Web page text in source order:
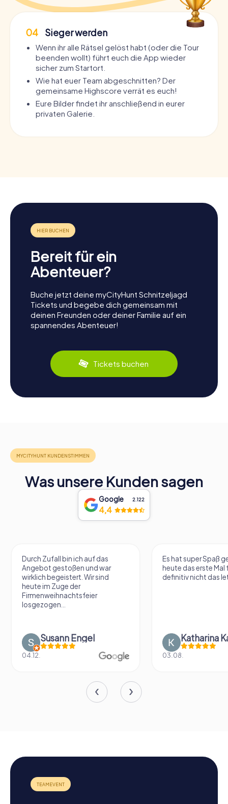
04 Sieger werden
Wenn ihr alle Rätsel gelöst habt (oder die Tour
beenden wollt) führt euch die App wieder
sicher zum Startort.
Wie hat euer Team abgeschnitten? Der
gemeinsame Highscore verrät es euch!
Eure Bilder findet ihr anschließend in eurer
privaten Galerie.
Bereit für ein
Abenteuer?
Buche jetzt deine myCityHunt Schnitzeljagd
Tickets und begebe dich gemeinsam mit
deinen Freunden oder deiner Familie auf ein
spannendes Abenteuer!
Tickets buchen
Was unsere Kunden sagen
Google 2.122
4,4
Durch Zufall bin ich auf das
Angebot gestoßen und war
wirklich begeistert. Wir sind
heute im Zuge der
Firmenweihnachtsfeier
losgezogen...
Susann Engel
04.12.
Es hat super Spaß
heute das erste Mal
definitiv nicht das
Katharina
03.08.